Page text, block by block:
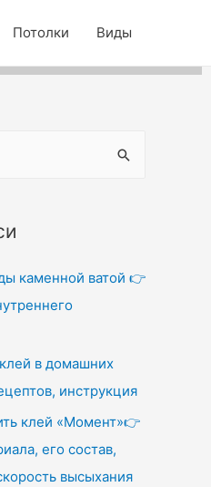
Потолки Виды
каменной ватой 👉
в домашних
инструкция
клей «Момент»👉
его состав,
высыхания
любых предложений по